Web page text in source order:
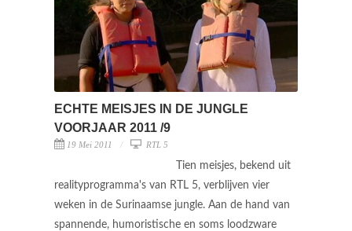
ECHTE MEISJES IN DE JUNGLE
VOORJAAR 2011 /9
19 Mei 2011 RTL 5
Tien meisjes, bekend uit
realityprogramma's van RTL 5, verblijven vier
weken in de Surinaamse jungle. Aan de hand van
spannende, humoristische en soms loodzware